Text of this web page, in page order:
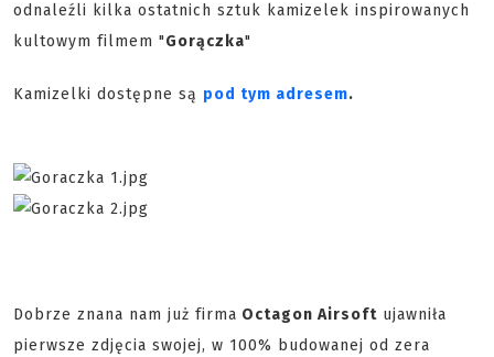
odnaleźli kilka ostatnich sztuk kamizelek inspirowanych
kultowym filmem "Gorączka"
Kamizelki dostępne są pod tym adresem.
Dobrze znana nam już firma Octagon Airsoft ujawniła
pierwsze zdjęcia swojej, w 100% budowanej od zera